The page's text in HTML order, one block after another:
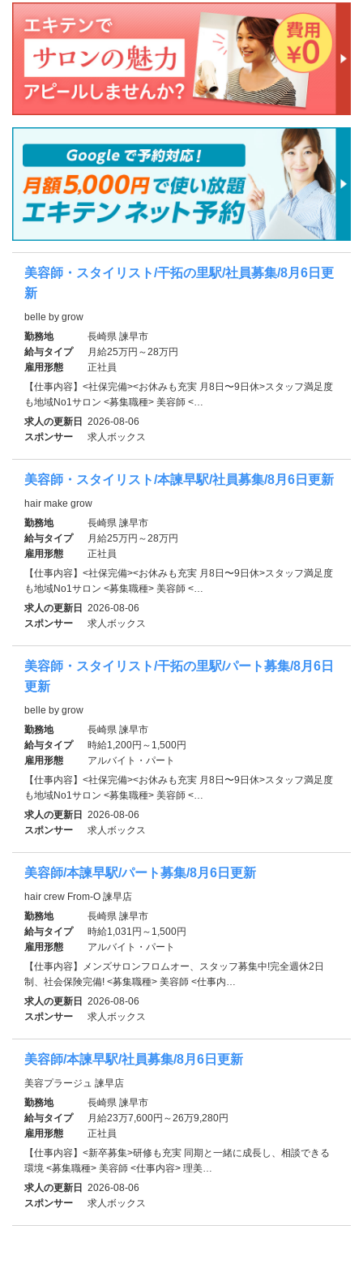
美容師・スタイリスト/干拓の里駅/社員募集/8月6日更
新
belle by grow
勤務地
長崎県 諫早市
給与タイプ
月給25万円～28万円
雇用形態
正社員
【仕事内容】<社保完備><お休みも充実 月8日〜9日休>スタッフ満足度
も地域No1サロン <募集職種> 美容師 <…
求人の更新日 2026-08-06
スポンサー
求人ボックス
美容師・スタイリスト/本諫早駅/社員募集/8月6日更新
hair make grow
勤務地
長崎県 諫早市
給与タイプ
月給25万円～28万円
雇用形態
正社員
【仕事内容】<社保完備><お休みも充実 月8日〜9日休>スタッフ満足度
も地域No1サロン <募集職種> 美容師 <…
求人の更新日 2026-08-06
スポンサー
求人ボックス
美容師・スタイリスト/干拓の里駅/パート募集/8月6日
更新
belle by grow
勤務地
長崎県 諫早市
給与タイプ
時給1,200円～1,500円
雇用形態
アルバイト・パート
【仕事内容】<社保完備><お休みも充実 月8日〜9日休>スタッフ満足度
も地域No1サロン <募集職種> 美容師 <…
求人の更新日 2026-08-06
スポンサー
求人ボックス
美容師/本諫早駅/パート募集/8月6日更新
hair crew From-O 諫早店
勤務地
長崎県 諫早市
給与タイプ
時給1,031円～1,500円
雇用形態
アルバイト・パート
【仕事内容】メンズサロンフロムオー、スタッフ募集中!完全週休2日
制、社会保険完備! <募集職種> 美容師 <仕事内…
求人の更新日 2026-08-06
スポンサー
求人ボックス
美容師/本諫早駅/社員募集/8月6日更新
美容プラージュ 諫早店
勤務地
長崎県 諫早市
給与タイプ
月給23万7,600円～26万9,280円
雇用形態
正社員
【仕事内容】<新卒募集>研修も充実 同期と一緒に成長し、相談できる
環境 <募集職種> 美容師 <仕事内容> 理美…
求人の更新日 2026-08-06
スポンサー
求人ボックス